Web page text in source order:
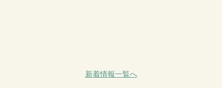
新着情報一覧へ